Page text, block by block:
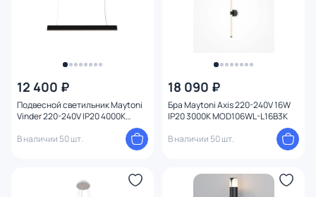
12 400 ₽
Подвесной светильник Maytoni
Vinder 220-240V IP20 4000K
В наличии 50 шт.
18 090 ₽
Бра Maytoni Axis 220-240V 16W
IP20 3000K MOD106WL-L16B3K
В наличии 50 шт.